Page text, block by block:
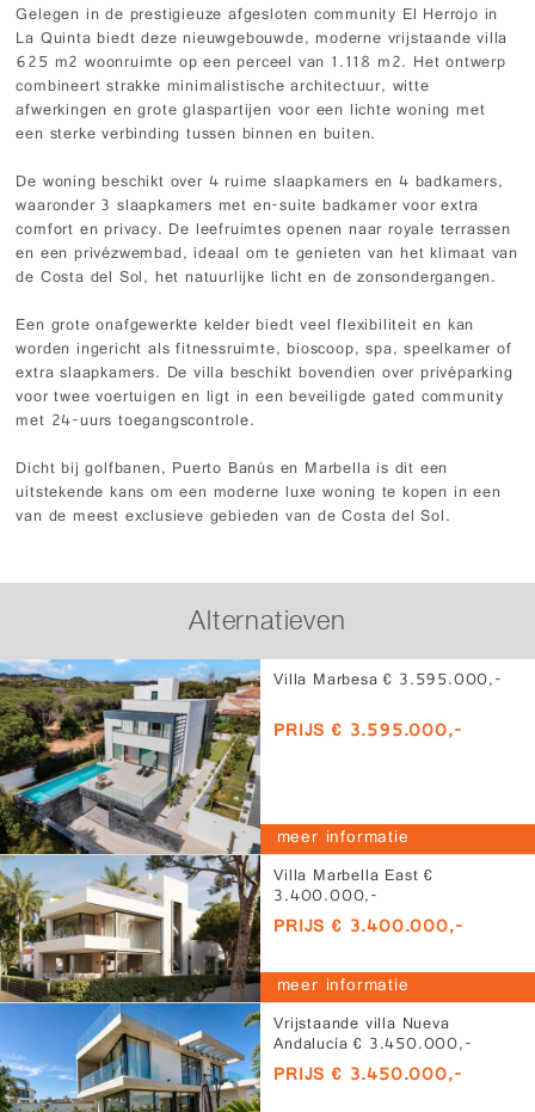
Gelegen in de prestigieuze afgesloten community El Herrojo in
La Quinta biedt deze nieuwgebouwde, moderne vrijstaande villa
625 m2 woonruimte op een perceel van 1.118 m2. Het ontwerp
combineert strakke minimalistische architectuur, witte
afwerkingen en grote glaspartijen voor een lichte woning met
een sterke verbinding tussen binnen en buiten.
De woning beschikt over 4 ruime slaapkamers en 4 badkamers,
waaronder 3 slaapkamers met en-suite badkamer voor extra
comfort en privacy. De leefruimtes openen naar royale terrassen
en een privézwembad, ideaal om te genieten van het klimaat van
de Costa del Sol, het natuurlijke licht en de zonsondergangen.
Een grote onafgewerkte kelder biedt veel flexibiliteit en kan
worden ingericht als fitnessruimte, bioscoop, spa, speelkamer of
extra slaapkamers. De villa beschikt bovendien over privéparking
voor twee voertuigen en ligt in een beveiligde gated community
met 24-uurs toegangscontrole.
Dicht bij golfbanen, Puerto Banús en Marbella is dit een
uitstekende kans om een moderne luxe woning te kopen in een
van de meest exclusieve gebieden van de Costa del Sol.
Alternatieven
Villa Marbesa € 3.595.000,-
PRIJS € 3.595.000,-
meer informatie
Villa Marbella East €
3.400.000,-
PRIJS € 3.400.000,-
meer informatie
Vrijstaande villa Nueva
Andalucía € 3.450.000,-
PRIJS € 3.450.000,-